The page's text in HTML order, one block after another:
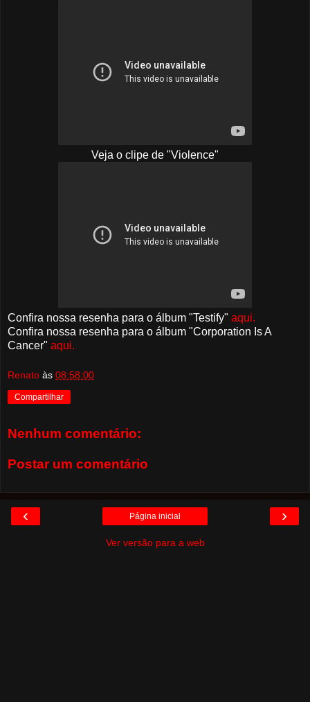
Veja o clipe de "Violence"
Confira nossa resenha para o álbum "Testify" aqui.
Confira nossa resenha para o álbum "Corporation Is A
Cancer" aqui.
Renato às 08:58:00
Compartilhar
Nenhum comentário:
Postar um comentário
‹ ›
Página inicial
Ver versão para a web